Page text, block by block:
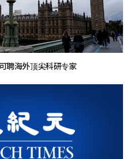
聘海外顶尖科研专家